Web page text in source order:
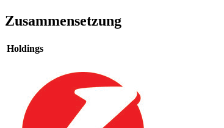
Zusammensetzung
Holdings